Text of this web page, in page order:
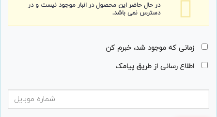
در حال حاضر این محصول در انبار موجود نیست و در
دسترس نمی باشد.
زمانی که موجود شد، خبرم کن
اطلاع رسانی از طریق پیامک